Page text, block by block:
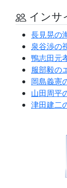
インサ
長見晃の
泉谷渉の
鴨志田元
服部毅の
岡島義憲
山田周平
津田建二